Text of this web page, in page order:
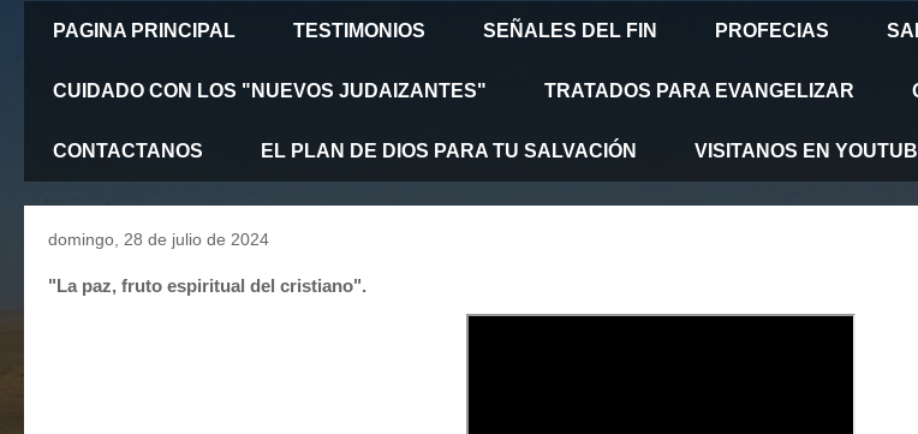
PAGINA PRINCIPAL TESTIMONIOS SEÑALES DEL FIN PROFECIAS
CUIDADO CON LOS "NUEVOS JUDAIZANTES" TRATADOS PARA EVANGELIZAR
CONTACTANOS EL PLAN DE DIOS PARA TU SALVACIÓN VISITANOS EN
domingo, 28 de julio de 2024
"La paz, fruto espiritual del cristiano".